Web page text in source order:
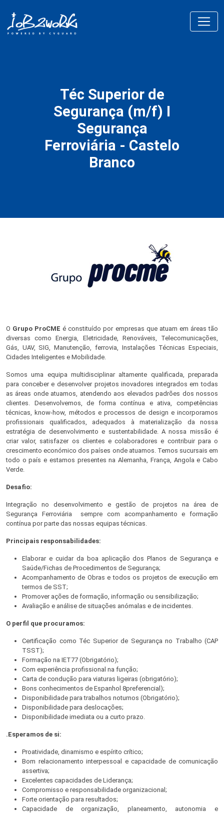
Téc Superior de
Segurança (m/f) I
Segurança
Ferroviária - Castelo
Branco
O Grupo ProCME é constituído por empresas que atuam em áreas tão
diversas como Energia, Eletricidade, Renováveis, Telecomunicações,
Gás, UAV, SIG, Manutenção, ferrovia, Instalações Técnicas Especiais,
Cidades Inteligentes e Mobilidade.
Somos uma equipa multidisciplinar altamente qualificada, preparada
para conceber e desenvolver projetos inovadores integrados em todas
as áreas onde atuamos, atendendo aos elevados padrões dos nossos
clientes. Desenvolvemos, de forma contínua e ativa, competências
técnicas, know-how, métodos e processos de design e incorporamos
profissionais qualificados, adequados à materialização da nossa
estratégia de desenvolvimento e sustentabilidade. A nossa missão é
criar valor, satisfazer os clientes e colaboradores e contribuir para o
crescimento económico dos países onde atuamos. Temos sucursais em
todo o país e estamos presentes na Alemanha, França, Angola e Cabo
Verde.
Desafio:
Integração no desenvolvimento e gestão de projetos na área de
Segurança Ferroviária sempre com acompanhamento e formação
contínua por parte das nossas equipas técnicas.
Principais responsabilidades:
Elaborar e cuidar da boa aplicação dos Planos de Segurança e
Saúde/Fichas de Procedimentos de Segurança;
Acompanhamento de Obras e todos os projetos de execução em
termos de SST;
Promover ações de formação, informação ou sensibilização;
Avaliação e análise de situações anómalas e de incidentes.
O perfil que procuramos:
Certificação como Téc Superior de Segurança no Trabalho (CAP
TSST);
Formação na IET77 (Obrigatório);
Com experiência profissional na função;
Carta de condução para viaturas ligeiras (obrigatório);
Bons conhecimentos de Espanhol 8preferencial);
Disponibilidade para trabalhos noturnos (Obrigatório);
Disponibilidade para deslocações;
Disponibilidade imediata ou a curto prazo.
.Esperamos de si:
Proatividade, dinamismo e espírito crítico;
Bom relacionamento interpessoal e capacidade de comunicação
assertiva;
Excelentes capacidades de Liderança;
Compromisso e responsabilidade organizacional;
Forte orientação para resultados;
Capacidade de organização, planeamento, autonomia e